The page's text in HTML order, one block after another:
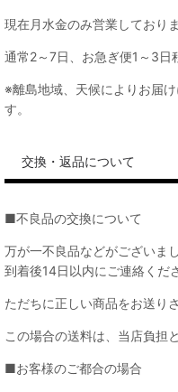
現在月水金のみ営業しておりま
通常2～7日、お急ぎ便1～3日
※離島地域、天候によりお届
す。
交換・返品について
■不良品の交換について
万が一不良品などがございま
到着後14日以内にご連絡くだ
ただちに正しい商品をお送り
この場合の送料は、当店負担
■お客様のご都合の場合